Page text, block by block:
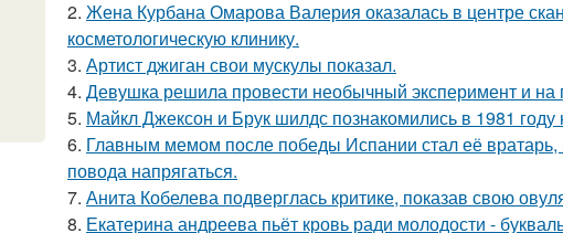
2. Жена Курбана Омарова Валерия оказалась в центре
косметологическую клинику.
3. Артист джиган свои мускулы показал.
4. Девушка решила провести необычный эксперимент и
5. Майкл Джексон и Брук шилдс познакомились в 1981
6. Главным мемом после победы Испании стал её вратарь,
повода напрягаться.
7. Анита Кобелева подверглась критике, показав свою
8. Екатерина андреева пьёт кровь ради молодости -